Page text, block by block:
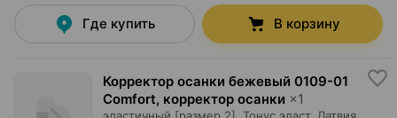
Где купить В корзину
Корректор осанки бежевый 0109-01
Comfort, корректор осанки ×1